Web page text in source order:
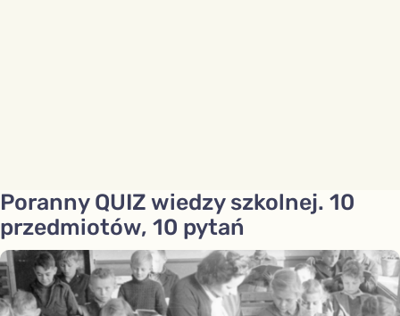
Poranny QUIZ wiedzy szkolnej. 10
przedmiotów, 10 pytań